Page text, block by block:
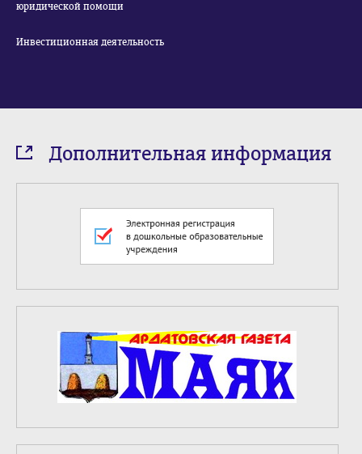
юридической помощи
Инвестиционная деятельность
Дополнительная информация